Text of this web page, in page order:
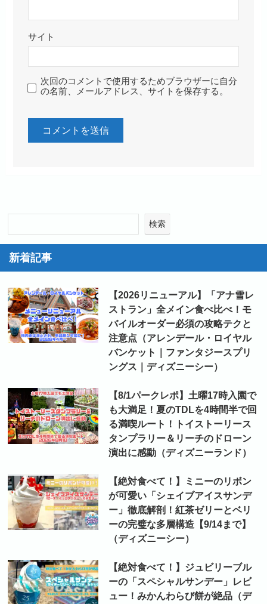
サイト
次回のコメントで使用するためブラウザーに自分
の名前、メールアドレス、サイトを保存する。
検索
新着記事
【2026リニューアル】「アナ雪レ
ストラン」全メイン食べ比べ！モ
バイルオーダー必須の攻略テクと
注意点（アレンデール・ロイヤル
バンケット｜ファンタジースプリ
ングス｜ディズニーシー）
【8/1パークレポ】土曜17時入園で
も大満足！夏のTDLを4時間半で回
る満喫ルート！トイストーリース
タンプラリー＆リーチのドローン
演出に感動（ディズニーランド）
【絶対食べて！】ミニーのリボン
が可愛い「シェイブアイスサンデ
ー」徹底解剖！紅茶ゼリーとベリ
ーの完璧な多層構造【9/14まで】
（ディズニーシー）
【絶対食べて！】ジュビリーブル
ーの「スペシャルサンデー」レビ
ュー！みかんわらび餅が絶品（デ